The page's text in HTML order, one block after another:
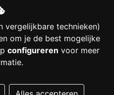
vergelijkbare technieken)
om je de best mogelijke
configureren voor meer
Managed hosting